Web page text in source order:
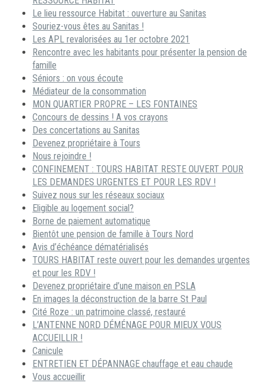
Le lieu ressource Habitat : ouverture au Sanitas
Souriez-vous êtes au Sanitas !
Les APL revalorisées au 1er octobre 2021
Rencontre avec les habitants pour présenter la pension de
famille
Séniors : on vous écoute
Médiateur de la consommation
MON QUARTIER PROPRE – LES FONTAINES
Concours de dessins ! A vos crayons
Des concertations au Sanitas
Devenez propriétaire à Tours
Nous rejoindre !
CONFINEMENT : TOURS HABITAT RESTE OUVERT POUR
LES DEMANDES URGENTES ET POUR LES RDV !
Suivez nous sur les réseaux sociaux
Eligible au logement social?
Borne de paiement automatique
Bientôt une pension de famille à Tours Nord
Avis d’échéance dématérialisés
TOURS HABITAT reste ouvert pour les demandes urgentes
et pour les RDV !
Devenez propriétaire d’une maison en PSLA
En images la déconstruction de la barre St Paul
Cité Roze : un patrimoine classé, restauré
L’ANTENNE NORD DÉMÉNAGE POUR MIEUX VOUS
ACCUEILLIR !
Canicule
ENTRETIEN ET DÉPANNAGE chauffage et eau chaude
Vous accueillir